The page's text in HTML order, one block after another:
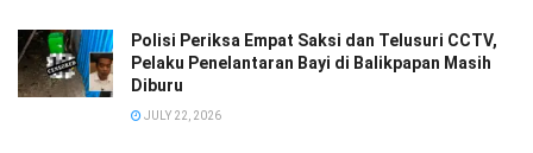
Polisi Periksa Empat Saksi dan Telusuri CCTV,
Pelaku Penelantaran Bayi di Balikpapan Masih
Diburu
JULY 22, 2026